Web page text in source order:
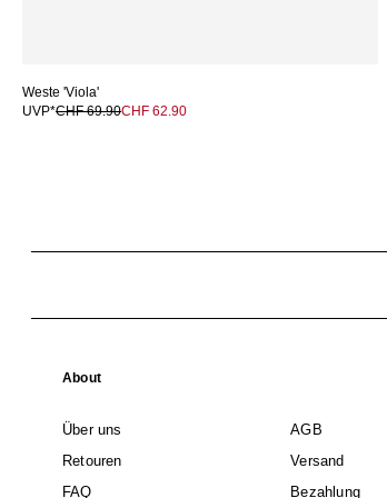
Weste 'Viola'
UVP*CHF 69.90CHF 62.90
About
Über uns
AGB
Retouren
Versand
FAQ
Bezahlung